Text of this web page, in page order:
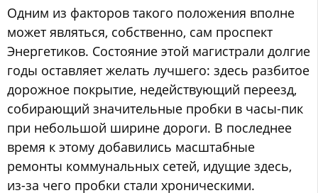
Одним из факторов такого положения вполне
может являться, собственно, сам проспект
Энергетиков. Состояние этой магистрали долгие
годы оставляет желать лучшего: здесь разбитое
дорожное покрытие, недействующий переезд,
собирающий значительные пробки в часы-пик
при небольшой ширине дороги. В последнее
время к этому добавились масштабные
ремонты коммунальных сетей, идущие здесь,
из-за чего пробки стали хроническими.